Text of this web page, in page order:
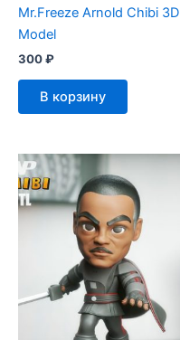
Mr.Freeze Arnold Chibi 3D
Model
300₽
В корзину